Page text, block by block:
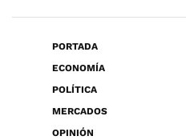
PORTADA
ECONOMÍA
POLÍTICA
MERCADOS
OPINIÓN